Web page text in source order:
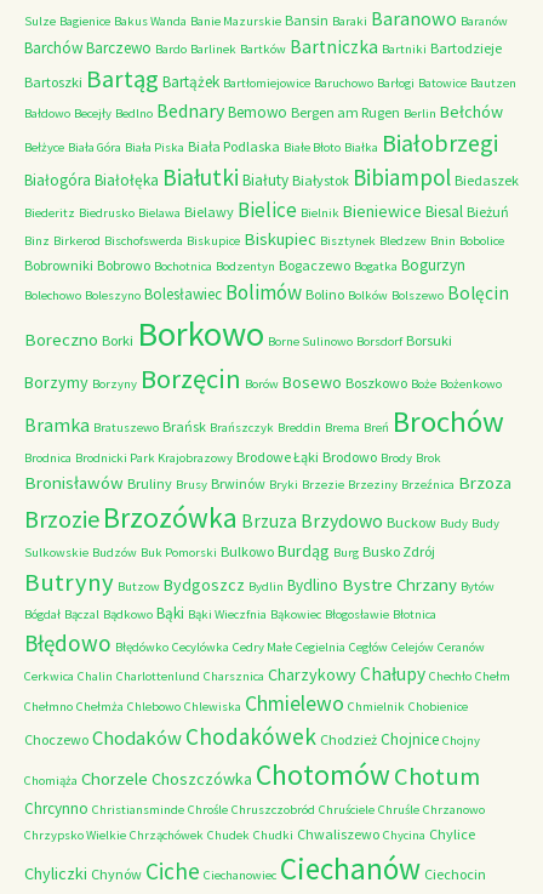
Sulze Bagienice Bakus Wanda Banie Mazurskie Bansin Baraki Baranowo Baranów
BarchówBarczewo Bardo Barlinek Bartków Bartniczka Bartniki Bartodzieje
Bartoszki Bartąg Bartążek Bartłomiejowice Baruchowo Barłogi Batowice Bautzen
Bałdowo Becejły Bedlno BednaryBemowo Bergen am Rugen Berlin Bełchów
Bełżyce Biała Góra Biała Piska Biała Podlaska Białe Błoto Białka Białobrzegi
Białogóra Białołęka Białutki Białuty Białystok Bibiampol Biedaszek
Biederitz Biedrusko Bielawa Bielawy Bielice Bielnik Bieniewice Biesal Bieżuń
Binz Birkerod Bischofswerda Biskupice Biskupiec Bisztynek Bledzew Bnin Bobolice
Bobrowniki Bobrowo Bochotnica Bodzentyn Bogaczewo Bogatka Bogurzyn
Bolechowo Boleszyno Bolesławiec Bolimów Bolino Bolków Bolszewo Bolęcin
Boreczno Borki Borkowo Borne Sulinowo Borsdorf Borsuki
Borzymy Borzyny Borzęcin Borów Bosewo Boszkowo Boże Bożenkowo
Bramka Bratuszewo Brańsk Brańszczyk Breddin Brema Breń Brochów
Brodnica Brodnicki Park Krajobrazowy Brodowe Łąki Brodowo Brody Brok
Bronisławów Bruliny Brusy Brwinów Bryki Brzezie Brzeziny Brzeźnica Brzoza
Brzozie Brzozówka Brzuza Brzydowo Buckow Budy Budy
Sulkowskie Budzów Buk Pomorski Bulkowo Burdąg Burg Busko Zdrój
Butryny Butzow Bydgoszcz Bydlin Bydlino Bystre Chrzany Bytów
Bógdał Bączal Bądkowo Bąki Bąki Wieczfnia Bąkowiec Błogosławie Błotnica
Błędowo Błędówko Cecylówka Cedry Małe Cegielnia Cegłów Celejów Ceranów
Cerkwica Chalin Charlottenlund Charsznica CharzykowyChałupy Chechło Chełm
Chełmno Chełmża Chlebowo Chlewiska Chmielewo Chmielnik Chobienice
Choczewo ChodakówChodakówek Chodzież Chojnice Chojny
Chomiąża Chorzele Choszczówka ChotomówChotum
Chrcynno Christiansminde Chrośle Chruszczobród Chruściele Chruśle Chrzanowo
Chrzypsko Wielkie Chrząchówek Chudek Chudki Chwaliszewo Chycina Chylice
Chyliczki Chynów Ciche Ciechanowiec Ciechanów Ciechocin